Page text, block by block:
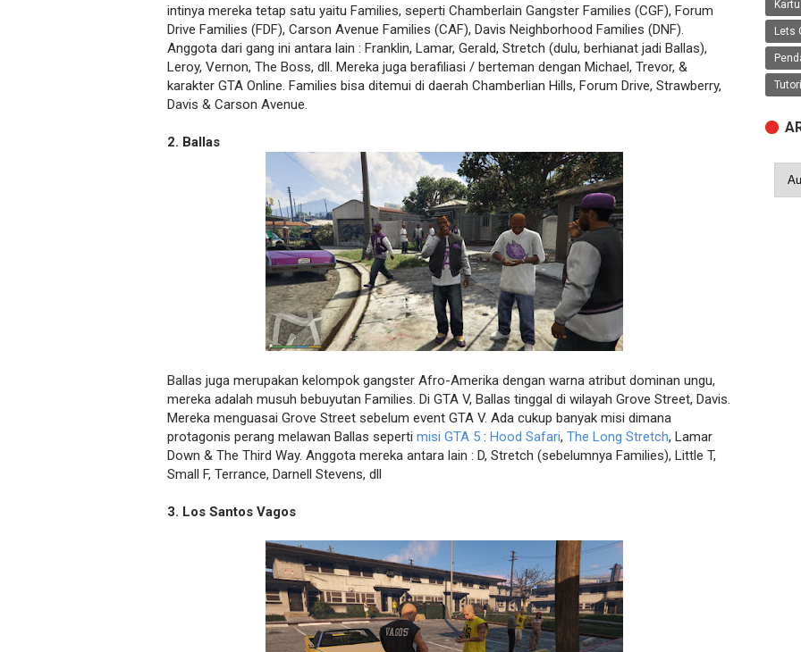
intinya mereka tetap satu yaitu Families, seperti Chamberlain Gangster Families (CGF), Forum
Drive Families (FDF), Carson Avenue Families (CAF), Davis Neighborhood Families (DNF).
Anggota dari gang ini antara lain : Franklin, Lamar, Gerald, Stretch (dulu, berhianat jadi Ballas),
Leroy, Vernon, The Boss, dll. Mereka juga berafiliasi / berteman dengan Michael, Trevor, &
karakter GTA Online. Families bisa ditemui di daerah Chamberlian Hills, Forum Drive, Strawberry,
Davis & Carson Avenue.
2. Ballas
Ballas juga merupakan kelompok gangster Afro-Amerika dengan warna atribut dominan ungu,
mereka adalah musuh bebuyutan Families. Di GTA V, Ballas tinggal di wilayah Grove Street, Davis.
Mereka menguasai Grove Street sebelum event GTA V. Ada cukup banyak misi dimana
protagonis perang melawan Ballas seperti misi GTA 5 : Hood Safari, The Long Stretch, Lamar
Down & The Third Way. Anggota mereka antara lain : D, Stretch (sebelumnya Families), Little T,
Small F, Terrance, Darnell Stevens, dll
3. Los Santos Vagos
Lets